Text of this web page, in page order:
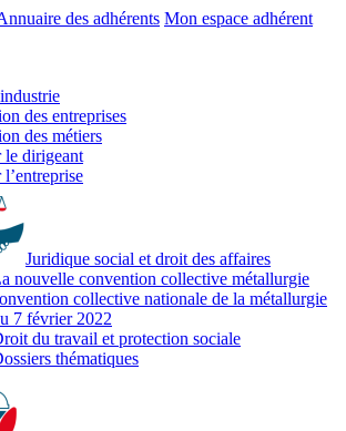
des adhérents Mon espace adhérent
des entreprises
des métiers
le dirigeant
Juridique social et droit des affaires
nouvelle convention collective métallurgie
collective nationale de la métallurgie
7 février 2022
du travail et protection sociale
thématiques